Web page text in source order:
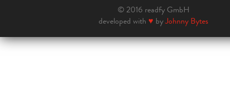
© 2016 readfy GmbH
developed with ♥ byJohnny Bytes